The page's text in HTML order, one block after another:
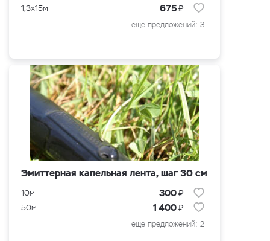
1,3x15м 675₽
еще предложений: 3
Эмиттерная капельная лента, шаг 30 см
10м 300₽
50м 1 400₽
еще предложений: 2